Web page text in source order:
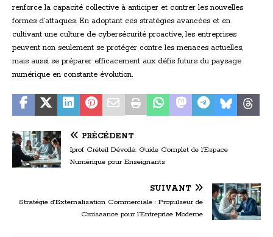
renforce la capacité collective à anticiper et contrer les nouvelles
formes d’attaques. En adoptant ces stratégies avancées et en
cultivant une culture de cybersécurité proactive, les entreprises
peuvent non seulement se protéger contre les menaces actuelles,
mais aussi se préparer efficacement aux défis futurs du paysage
numérique en constante évolution.
PRÉCÉDENT
Iprof Créteil Dévoilé: Guide Complet de l’Espace
Numérique pour Enseignants
SUIVANT
Stratégie d’Externalisation Commerciale : Propulseur de
Croissance pour l’Entreprise Moderne